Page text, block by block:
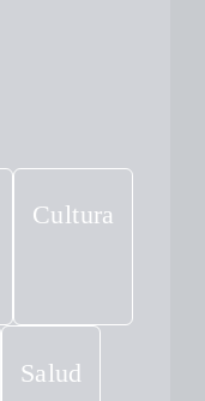
Cultura
Salud